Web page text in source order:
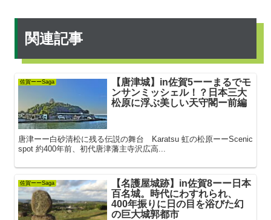
関連記事
佐賀ーーSaga
【唐津城】in佐賀5ーーまるでモ
ンサンミッシェル！？日本三大
松原に浮ぶ美しい天守閣ー前編
唐津ーー白砂清松に残る伝説の舞台 Karatsu 虹の松原ーーScenic
spot 約400年前、初代唐津藩主寺沢広高...
佐賀ーーSaga
【名護屋城跡】in佐賀8ーー日本
百名城。時代にわすれられ、
400年振りに日の目を浴びた幻
の巨大城郭都市